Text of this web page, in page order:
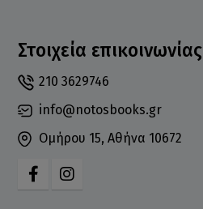
Στοιχεία επικοινωνίας
210 3629746
info@notosbooks.gr
Ομήρου 15, Αθήνα 10672